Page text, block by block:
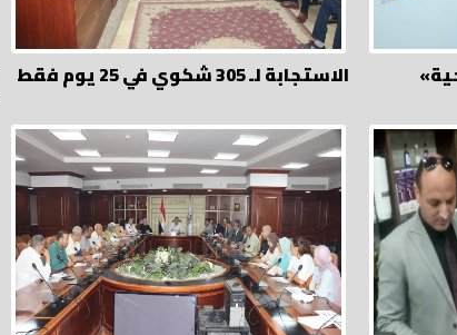
«صناع الخير» تجري 54 عملية جراحية الاستجابة لـ 305 شكوي في 25 يوم فقط